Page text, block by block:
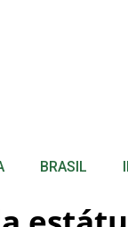
BRASIL